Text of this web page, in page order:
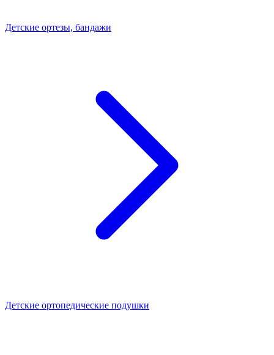
Детские ортезы, бандажи
Детские ортопедические подушки